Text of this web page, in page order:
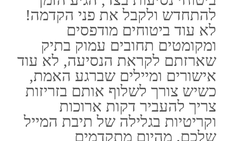
איתנו תיהנו מאפליקציה ידידותית
למשתמש, שזמינה עבורכם בכל
רגע ומופיעה ממש על גבי המסך
הראשי של הטלפון הנייד. במרחק
נגיעה תגיעו למידע הדרוש
עבורכם- פרטים אישיים, פרטי
הפוליסה, פרטי תשלום, דרכים
ליצירת קשר עם הסוכן וכן מגוון
פלטפורמות לעשות זאת.
במידה ואין באפשרותכם ליצור
עימנו קשר טלפוני- תוכלו לתקשר